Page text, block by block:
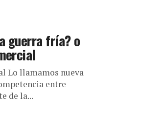
guerra fría? o
Lo llamamos nueva
entre
de la...